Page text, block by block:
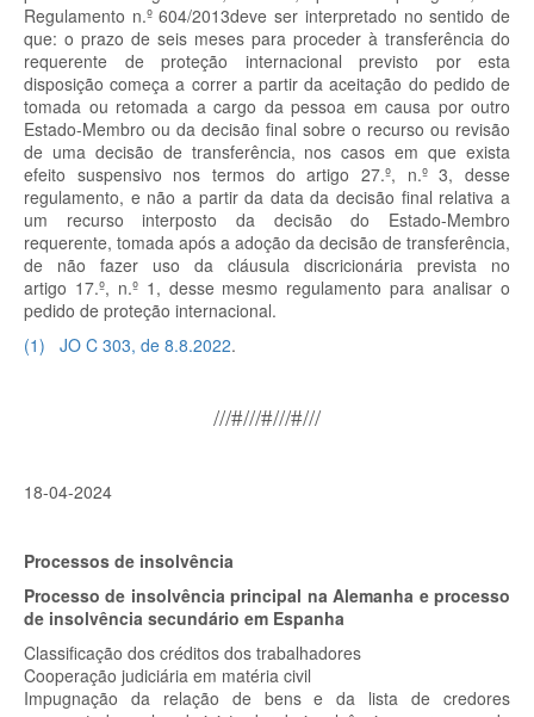
Regulamento n.º 604/2013deve ser interpretado no sentido de
que: o prazo de seis meses para proceder à transferência do
requerente de proteção internacional previsto por esta
disposição começa a correr a partir da aceitação do pedido de
tomada ou retomada a cargo da pessoa em causa por outro
Estado-Membro ou da decisão final sobre o recurso ou revisão
de uma decisão de transferência, nos casos em que exista
efeito suspensivo nos termos do artigo 27.º, n.º 3, desse
regulamento, e não a partir da data da decisão final relativa a
um recurso interposto da decisão do Estado-Membro
requerente, tomada após a adoção da decisão de transferência,
de não fazer uso da cláusula discricionária prevista no
artigo 17.º, n.º 1, desse mesmo regulamento para analisar o
pedido de proteção internacional.
(1) JO C 303, de 8.8.2022.
///#///#///#///
18-04-2024
Processos de insolvência
Processo de insolvência principal na Alemanha e processo
de insolvência secundário em Espanha
Classificação dos créditos dos trabalhadores
Cooperação judiciária em matéria civil
Impugnação da relação de bens e da lista de credores